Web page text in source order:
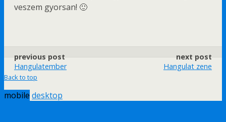
veszem gyorsan! 🙂
previous post
Hangulatember
next post
Hangulat zene
Back to top
mobile desktop